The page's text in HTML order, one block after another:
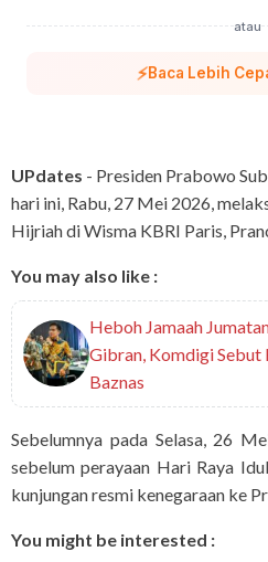
atau
⚡Baca Lebih
UPdates - Presiden Prabowo
hari ini, Rabu, 27 Mei 2026,
Hijriah di Wisma KBRI Paris,
You may also like :
Heboh Jamaah
Gibran, Komdigi Sebut
Baznas
Sebelumnya pada Selasa, 26
sebelum perayaan Hari Raya
kunjungan resmi kenegaraan ke
You might be interested :